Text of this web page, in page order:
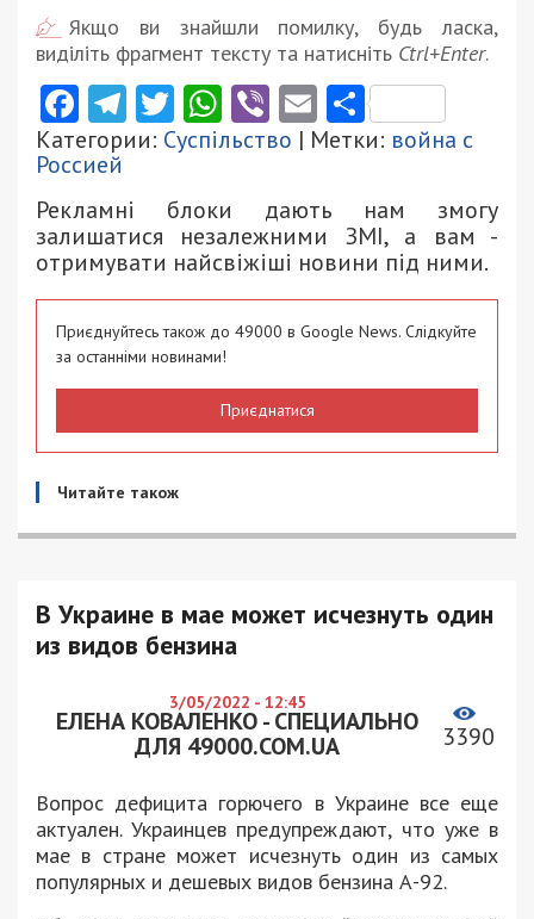
Якщо ви знайшли помилку, будь ласка,
виділіть фрагмент тексту та натисніть Ctrl+Enter.
Facebook
Telegram
Twitter
WhatsApp
ViberEmail
Категории: Суспільство | Метки: война с
Россией
Рекламні блоки дають нам змогу
залишатися незалежними ЗМІ, а вам -
отримувати найсвіжіші новини під ними.
Приєднуйтесь також до 49000 в Google News. Слідкуйте
за останніми новинами!
Приєднатися
Читайте також
В Украине в мае может исчезнуть один
из видов бензина
3/05/2022 - 12:45
ЕЛЕНА КОВАЛЕНКО - СПЕЦИАЛЬНО
ДЛЯ 49000.COM.UA
3390
Вопрос дефицита горючего в Украине все еще
актуален. Украинцев предупреждают, что уже в
мае в стране может исчезнуть один из самых
популярных и дешевых видов бензина А-92.